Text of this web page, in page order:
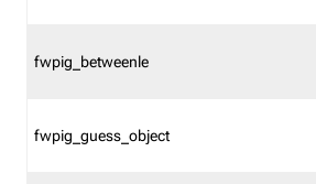
fwpig_betweenle
fwpig_guess_object